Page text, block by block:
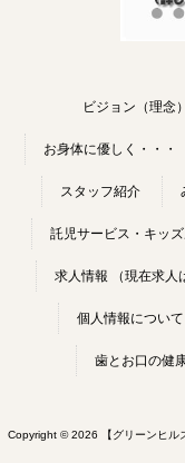
ビジョン（理念）
お身体に優しく・・・
スタッフ紹介
託児サービス・キッ
求人情報 （現在求人
個人情報について
歯とお口の健
Copyright © 2026 【グリーンヒル